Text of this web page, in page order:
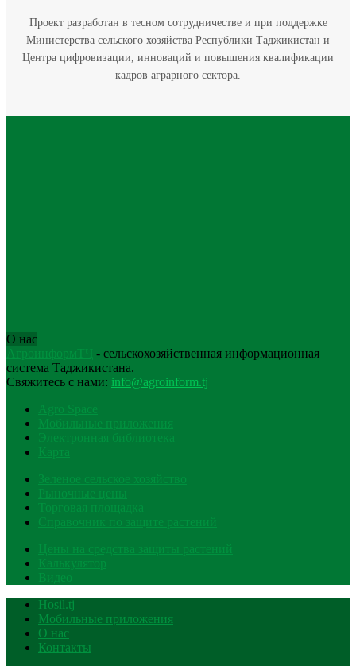
Проект разработан в тесном сотрудничестве и при поддержке
Министерства сельского хозяйства Республики Таджикистан и
Центра цифровизации, инноваций и повышения квалификации
кадров аграрного сектора.
О нас
АгроинформТҶ - сельскохозяйственная информационная
система Таджикистана.
Свяжитесь с нами: info@agroinform.tj
Agro Space
Мобильные приложения
Электронная библиотека
Карта
Зеленое сельское хозяйство
Рыночные цены
Торговая площадка
Справочник по защите растений
Цены на средства защиты растений
Калькулятор
Видео
Hosil.tj
Мобильные приложения
О нас
Контакты